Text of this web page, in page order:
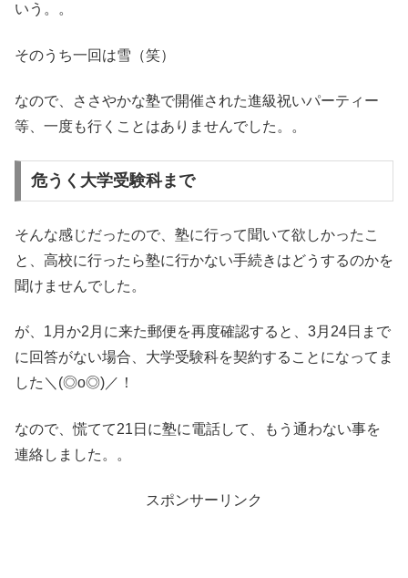
いう。。
そのうち一回は雪（笑）
なので、ささやかな塾で開催された進級祝いパーティー
等、一度も行くことはありませんでした。。
危うく大学受験科まで
そんな感じだったので、塾に行って聞いて欲しかったこ
と、高校に行ったら塾に行かない手続きはどうするのかを
聞けませんでした。
が、1月か2月に来た郵便を再度確認すると、3月24日まで
に回答がない場合、大学受験科を契約することになってま
した＼(◎o◎)／！
なので、慌てて21日に塾に電話して、もう通わない事を
連絡しました。。
スポンサーリンク